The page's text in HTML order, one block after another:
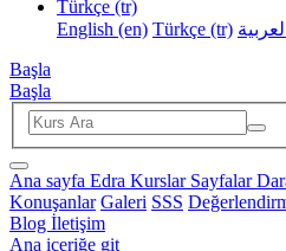
Türkçe ‎(tr)‎
English ‎(en)‎ Türkçe ‎(tr)‎
Başla
Başla
Ana sayfa Edra Kurslar Sayfalar
Konuşanlar Galeri SSS
Blog İletişim
Ana içeriğe git